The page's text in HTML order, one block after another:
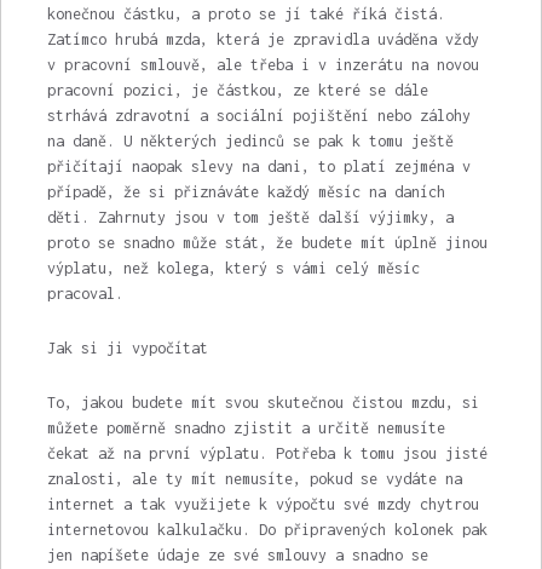
konečnou částku, a proto se jí také říká čistá.
Zatímco hrubá mzda, která je zpravidla uváděna vždy
v pracovní smlouvě, ale třeba i v inzerátu na novou
pracovní pozici, je částkou, ze které se dále
strhává zdravotní a sociální pojištění nebo zálohy
na daně. U některých jedinců se pak k tomu ještě
přičítají naopak slevy na dani, to platí zejména v
případě, že si přiznáváte každý měsíc na daních
děti. Zahrnuty jsou v tom ještě další výjimky, a
proto se snadno může stát, že budete mít úplně jinou
výplatu, než kolega, který s vámi celý měsíc
pracoval.
Jak si ji vypočítat
To, jakou budete mít svou skutečnou čistou mzdu, si
můžete poměrně snadno zjistit a určitě nemusíte
čekat až na první výplatu. Potřeba k tomu jsou jisté
znalosti, ale ty mít nemusíte, pokud se vydáte na
internet a tak využijete k výpočtu své mzdy chytrou
internetovou kalkulačku. Do připravených kolonek pak
jen napíšete údaje ze své smlouvy a snadno se